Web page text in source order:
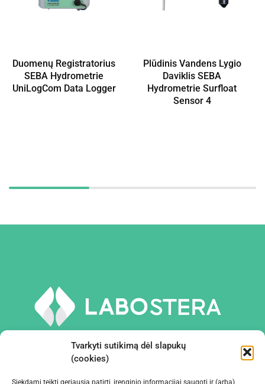
Tvarkyti sutikimą dėl slapukų
(cookies)
Siekdami teikti geriausią patirtį, įrenginio informacijai saugoti ir (arba)
Duomenų Registratorius
SEBA Hydrometrie
UniLogCom Data Logger
Plūdinis Vandens Lygio
Daviklis SEBA
Hydrometrie Surfloat
Sensor 4